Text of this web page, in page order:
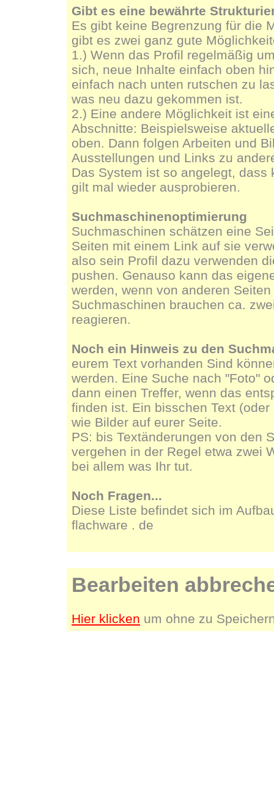
Gibt es eine bewährte
Es gibt keine Begrenzung für die
gibt es zwei ganz gute
1.) Wenn das Profil regelmäßig
sich, neue Inhalte einfach oben
einfach nach unten rutschen zu
was neu dazu gekommen ist.
2.) Eine andere Möglichkeit ist
Abschnitte: Beispielsweise
oben. Dann folgen Arbeiten und
Ausstellungen und Links zu
Das System ist so angelegt,
gilt mal wieder ausprobieren.
Suchmaschinenoptimierung
Suchmaschinen schätzen eine
Seiten mit einem Link auf sie
also sein Profil dazu verwenden
pushen. Genauso kann das
werden, wenn von anderen
Suchmaschinen brauchen ca.
reagieren.
Noch ein Hinweis zu den
eurem Text vorhanden Sind
werden. Eine Suche nach "Foto"
dann einen Treffer, wenn das
finden ist. Ein bisschen Text
wie Bilder auf eurer Seite.
PS: bis Textänderungen von den
vergehen in der Regel etwa zwei
bei allem was Ihr tut.
Noch Fragen...
Diese Liste befindet sich im
flachware . de
Bearbeiten
Hier klicken um ohne zu